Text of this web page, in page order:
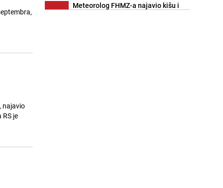
najavio
je
7
Meteorolog FHMZ-a najavio kišu i